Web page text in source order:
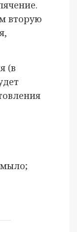
вторую
(в
мыло;